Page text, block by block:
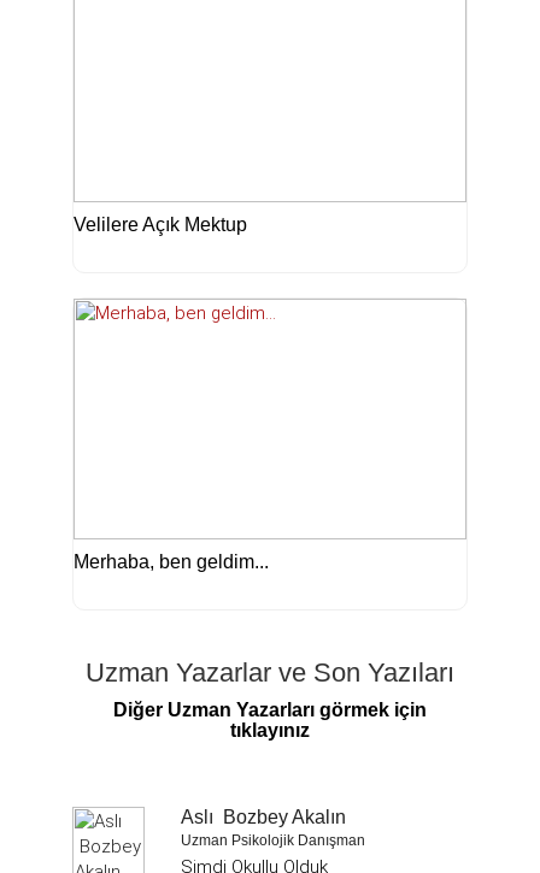
Velilere Açık Mektup
Merhaba, ben geldim...
Uzman Yazarlar ve Son Yazıları
Diğer Uzman Yazarları görmek için
tıklayınız
Aslı Bozbey Akalın
Uzman Psikolojik Danışman
Şimdi Okullu Olduk